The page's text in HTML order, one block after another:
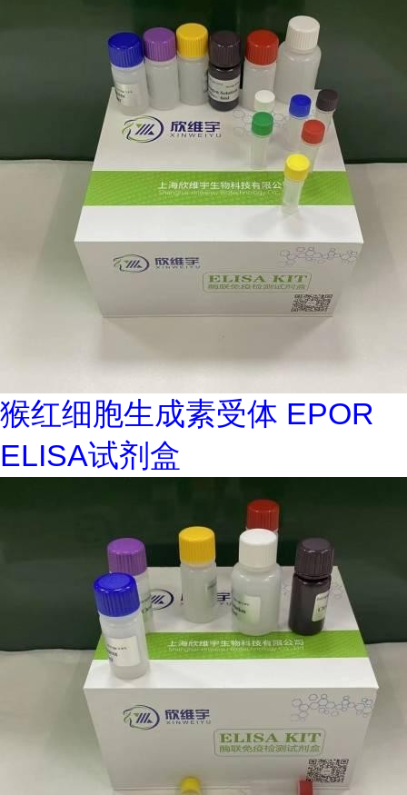
猴红细胞生成素受体 EPOR
ELISA试剂盒